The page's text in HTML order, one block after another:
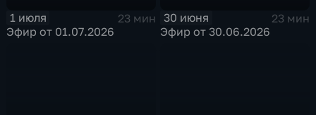
1 июля
23 мин
Эфир от 01.07.2026
30 июня
23 мин
Эфир от 30.06.2026